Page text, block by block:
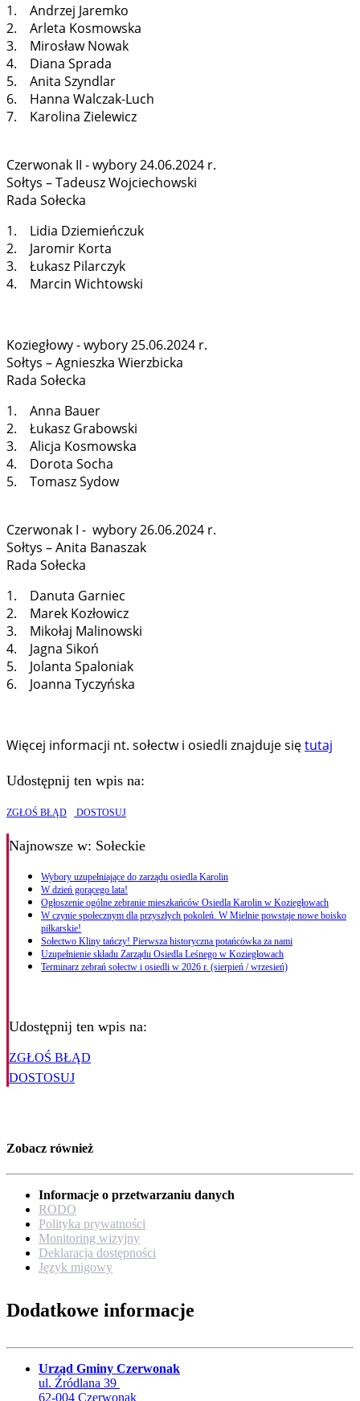
1. Andrzej Jaremko
2. Arleta Kosmowska
3. Mirosław Nowak
4. Diana Sprada
5. Anita Szyndlar
6. Hanna Walczak-Luch
7. Karolina Zielewicz
Czerwonak II - wybory 24.06.2024 r.
Sołtys – Tadeusz Wojciechowski
Rada Sołecka
1. Lidia Dziemieńczuk
2. Jaromir Korta
3. Łukasz Pilarczyk
4. Marcin Wichtowski
Koziegłowy - wybory 25.06.2024 r.
Sołtys – Agnieszka Wierzbicka
Rada Sołecka
1. Anna Bauer
2. Łukasz Grabowski
3. Alicja Kosmowska
4. Dorota Socha
5. Tomasz Sydow
Czerwonak I - wybory 26.06.2024 r.
Sołtys – Anita Banaszak
Rada Sołecka
1. Danuta Garniec
2. Marek Kozłowicz
3. Mikołaj Malinowski
4. Jagna Sikoń
5. Jolanta Spaloniak
6. Joanna Tyczyńska
Więcej informacji nt. sołectw i osiedli znajduje siętutaj
Udostępnij ten wpis na:
ZGŁOŚ BŁĄD DOSTOSUJ
Najnowsze w: Sołeckie
Wybory uzupełniające do zarządu osiedla Karolin
W dzień gorącego lata!
Ogłoszenie ogólne zebranie mieszkańców Osiedla Karolin w Koziegłowach
W czynie społecznym dla przyszłych pokoleń. W Mielnie powstaje nowe boisko
piłkarskie!
Sołectwo Kliny tańczy! Pierwsza historyczna potańcówka za nami
Uzupełnienie składu Zarządu Osiedla Leśnego w Koziegłowach
Terminarz zebrań sołectw i osiedli w 2026 r. (sierpień / wrzesień)
Udostępnij ten wpis na:
ZGŁOŚ BŁĄD
DOSTOSUJ
Zobacz również
Informacje o przetwarzaniu danych
RODO
Polityka prywatności
Monitoring wizyjny
Deklaracja dostępności
Język migowy
Dodatkowe informacje
Urząd Gminy Czerwonak
ul. Źródlana 39
62-004 Czerwonak